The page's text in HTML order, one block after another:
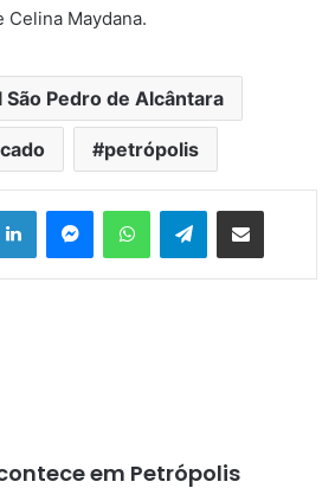
Maydana.
Pedro de Alcântara
petrópolis
Telegram
em Petrópolis